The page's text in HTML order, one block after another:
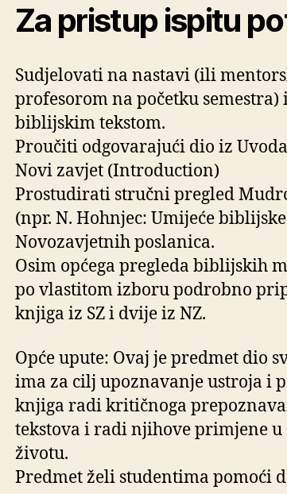
Za pristup ispitu
Sudjelovati na nastavi (ili
profesorom na početku semestra)
biblijskim tekstom.
Proučiti odgovarajući dio iz
Novi zavjet (Introduction)
Prostudirati stručni pregled
(npr. N. Hohnjec: Umijeće
Novozavjetnih poslanica.
Osim općega pregleda biblijskih
po vlastitom izboru podrobno
knjiga iz SZ i dvije iz NZ.
Opće upute: Ovaj je predmet dio
ima za cilj upoznavanje ustroja i
knjiga radi kritičnoga
tekstova i radi njihove primjene
životu.
Predmet želi studentima pomoći